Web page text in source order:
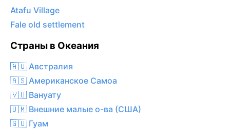
Atafu Village
Fale old settlement
Страны в Океания
🇦🇺 Австралия
🇦🇸 Американское Самоа
🇻🇺 Вануату
🇺🇲 Внешние малые о-ва (США)
🇬🇺 Гуам